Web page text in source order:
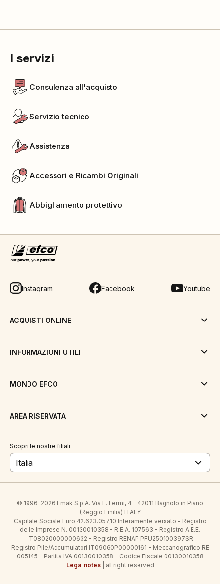
I servizi
Consulenza all'acquisto
Servizio tecnico
Assistenza
Accessori e Ricambi Originali
Abbigliamento protettivo
Instagram Facebook Youtube
ACQUISTI ONLINE
INFORMAZIONI UTILI
MONDO EFCO
AREA RISERVATA
Scopri le nostre filiali
Italia
© 1996-2026 Emak S.p.A. Via E. Fermi, 4 - 42011 Bagnolo in Piano
(Reggio Emilia) ITALY
Capitale Sociale Euro 42.623.057,10 Interamente versato - Registro
delle Imprese N. 00130010358 - R.E.A. 107563 - Registro A.E.E.
IT08020000000632 - Registro RENAP PFU250100397SR
Registro Pile/Accumulatori IT09060P00000161 - Meccanografico RE
005145 - Partita IVA 00130010358 - Codice Fiscale 00130010358
Legal notes| all right reserved